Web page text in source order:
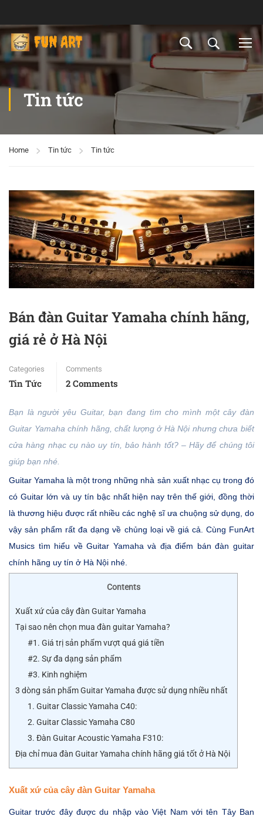
Tin tức
Home Tin tức Tin tức
Bán đàn Guitar Yamaha chính hãng,
giá rẻ ở Hà Nội
Categories
Tin Tức
Comments
2 Comments
Bạn là người yêu Guitar, bạn đang tìm cho mình một cây đàn
Guitar Yamaha chính hãng, chất lượng ở Hà Nội nhưng chưa biết
cửa hàng nhạc cụ nào uy tín, bảo hành tốt? – Hãy để chúng tôi
giúp bạn nhé.
Guitar Yamaha là một trong những nhà sản xuất nhạc cụ trong đó
có Guitar lớn và uy tín bậc nhất hiện nay trên thế giới, đồng thời
là thương hiệu được rất nhiều các nghệ sĩ ưa chuộng sử dụng, do
vậy sản phẩm rất đa dạng về chủng loại về giá cả. Cùng FunArt
Musics tìm hiểu về Guitar Yamaha và địa điểm bán đàn guitar
chính hãng uy tín ở Hà Nội nhé.
Contents
Xuất xứ của cây đàn Guitar Yamaha
Tại sao nên chọn mua đàn guitar Yamaha?
#1. Giá trị sản phẩm vượt quá giá tiền
#2. Sự đa dạng sản phẩm
#3. Kinh nghiệm
3 dòng sản phẩm Guitar Yamaha được sử dụng nhiều nhất
1. Guitar Classic Yamaha C40:
2. Guitar Classic Yamaha C80
3. Đàn Guitar Acoustic Yamaha F310:
Địa chỉ mua đàn Guitar Yamaha chính hãng giá tốt ở Hà Nội
Xuất xứ của cây đàn Guitar Yamaha
Guitar trước đây được du nhập vào Việt Nam với tên Tây Ban